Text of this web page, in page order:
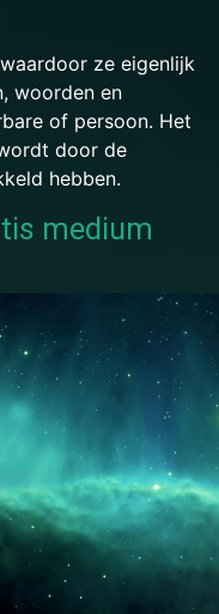
ze eigenlijk
woorden en
of persoon. Het
door de
hebben.
medium